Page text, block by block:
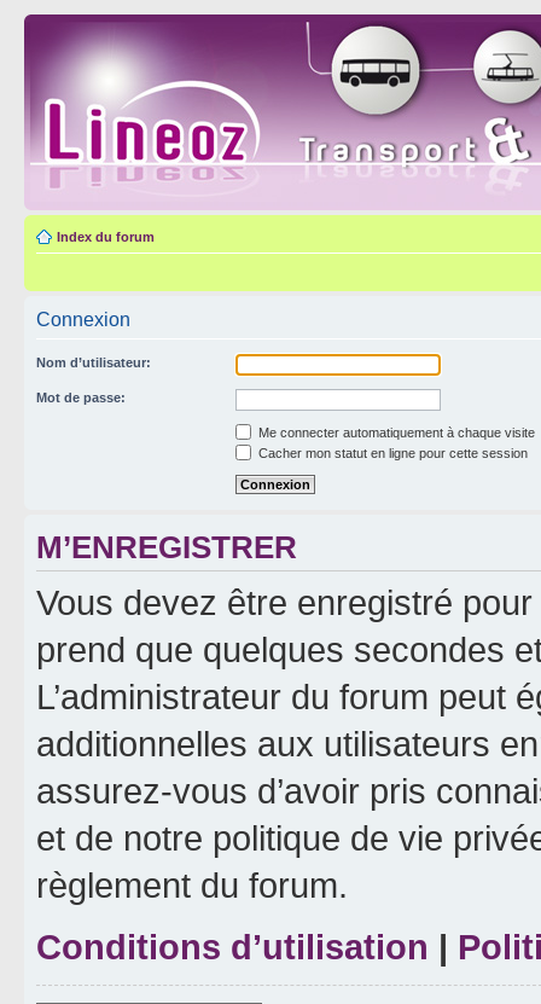
Index du forum
Connexion
Nom d’utilisateur:
Mot de passe:
Me connecter automatiquement à chaque visite
Cacher mon statut en ligne pour cette session
M’ENREGISTRER
Vous devez être enregistré
prend que quelques secondes
L’administrateur du forum peut
additionnelles aux utilisateurs
assurez-vous d’avoir pris
et de notre politique de vie
règlement du forum.
Conditions d’utilisation |